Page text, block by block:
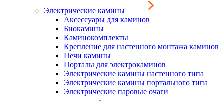
Электрические камины
Аксессуары для каминов
Биокамины
Каминокомплекты
Крепление для настенного монтажа каминов
Печи камины
Порталы для электрокаминов
Электрические камины настенного типа
Электрические камины портального типа
Электрические паровые очаги